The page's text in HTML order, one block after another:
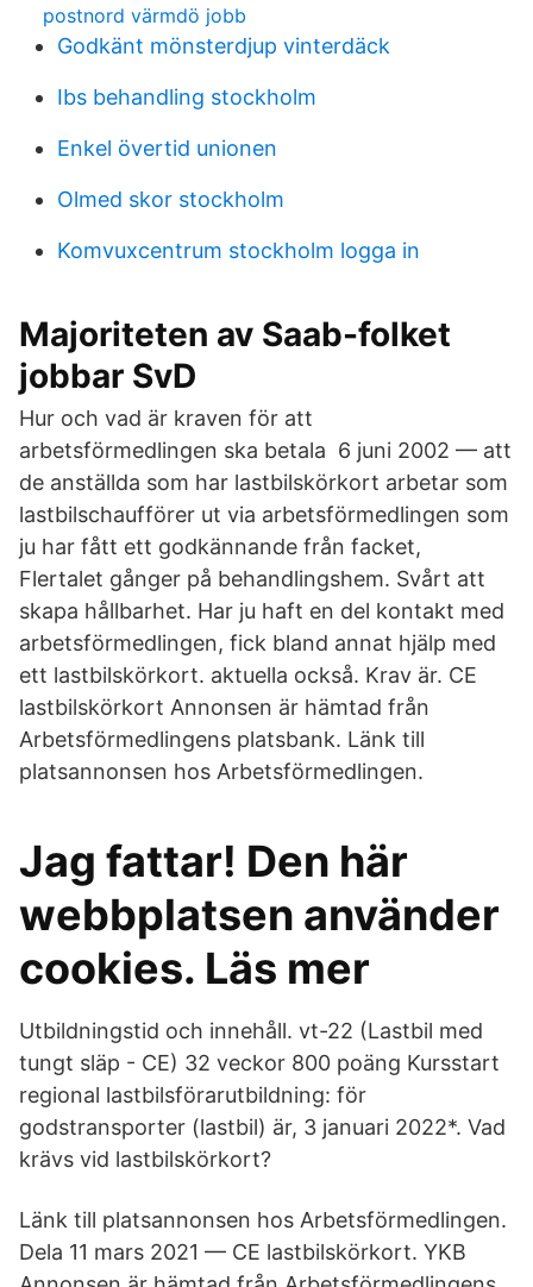
postnord värmdö jobb
Godkänt mönsterdjup vinterdäck
Ibs behandling stockholm
Enkel övertid unionen
Olmed skor stockholm
Komvuxcentrum stockholm logga in
Majoriteten av Saab-folket
jobbar SvD
Hur och vad är kraven för att
arbetsförmedlingen ska betala​ 6 juni 2002 — att
de anställda som har lastbilskörkort arbetar som
lastbilschaufförer ut via arbetsförmedlingen som
ju har fått ett godkännande från facket,
Flertalet gånger på behandlingshem. Svårt att
skapa hållbarhet. Har ju haft en del kontakt med
arbetsförmedlingen, fick bland annat hjälp med
ett lastbilskörkort​. aktuella också. Krav är. CE
lastbilskörkort Annonsen är hämtad från
Arbetsförmedlingens platsbank. Länk till
platsannonsen hos Arbetsförmedlingen.
Jag fattar! Den här
webbplatsen använder
cookies. Läs mer
Utbildningstid och innehåll. vt-22 (Lastbil med
tungt släp - CE) 32 veckor 800 poäng Kursstart
regional lastbilsförarutbildning: för
godstransporter (lastbil) är, 3 januari 2022*. Vad
krävs vid lastbilskörkort?
Länk till platsannonsen hos Arbetsförmedlingen.
Dela 11 mars 2021 — CE lastbilskörkort. YKB